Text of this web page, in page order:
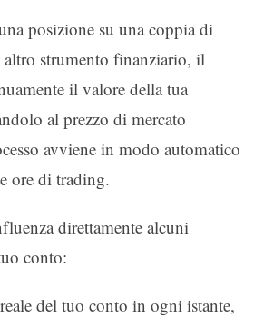
posizione su una coppia di
altro strumento finanziario, il
il valore della tua
al prezzo di mercato
avviene in modo automatico
ore di trading.
direttamente alcuni
conto:
del tuo conto in ogni istante,